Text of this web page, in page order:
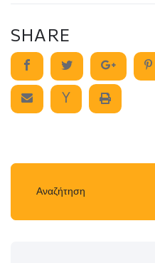
SHARE